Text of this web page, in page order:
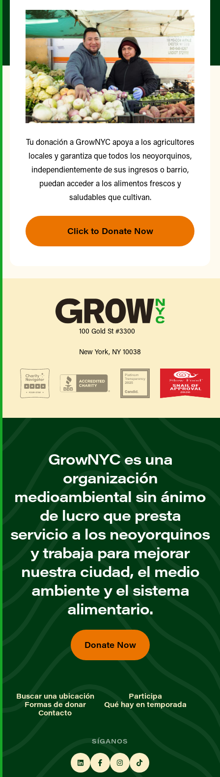
Tu donación a GrowNYC apoya a los agricultores
locales y garantiza que todos los neoyorquinos,
independientemente de sus ingresos o barrio,
puedan acceder a los alimentos frescos y
saludables que cultivan.
Click to Donate Now
100 Gold St #3300
New York, NY 10038
GrowNYC es una
organización
medioambiental sin ánimo
de lucro que presta
servicio a los neoyorquinos
y trabaja para mejorar
nuestra ciudad, el medio
ambiente y el sistema
alimentario.
Donate Now
Buscar una ubicación
Participa
Formas de donar
Qué hay en temporada
Contacto
SÍGANOS